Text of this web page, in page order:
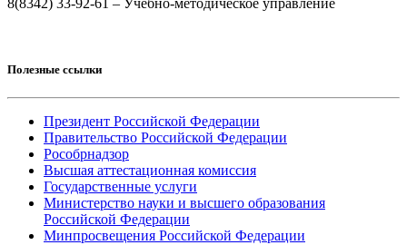
Полезные ссылки
Президент Российской Федерации
Правительство Российской Федерации
Рособрнадзор
Высшая аттестационная комиссия
Государственные услуги
Министерство науки и высшего образования
Российской Федерации
Минпросвещения Российской Федерации